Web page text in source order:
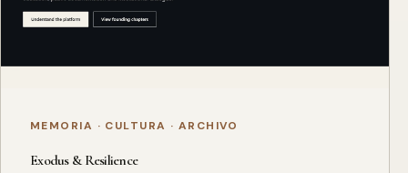
MEMORIA · CULTURA · ARCHIVO
Exodus & Resilience